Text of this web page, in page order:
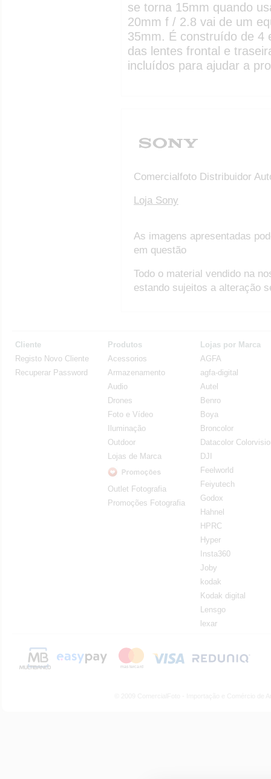
se torna 15mm quando
20mm f / 2.8 vai de um
35mm. É construído de 4
das lentes frontal e
incluídos para ajudar a
Comercialfoto Distribuidor
Loja Sony
As imagens apresentadas
em questão
Todo o material vendido na
estando sujeitos a alteração
Cliente
Registo Novo Cliente
Recuperar Password
Produtos
Acessorios
Armazenamento
Audio
Drones
Foto e Vídeo
Iluminação
Outdoor
Lojas de Marca
Outlet Fotografia
Promoções Fotografia
Lojas por Marca
AGFA
agfa-digital
Autel
Benro
Boya
Broncolor
Datacolor
DJI
Feelworld
Feiyutech
Godox
Hahnel
HPRC
Hyper
Insta360
Joby
kodak
Kodak digital
Lensgo
lexar